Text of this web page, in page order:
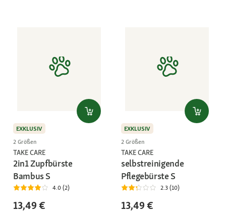
EXKLUSIV
2 Größen
TAKE CARE
2in1 Zupfbürste
Bambus S
4.0 (2)
13,49 €
EXKLUSIV
2 Größen
TAKE CARE
selbstreinigende
Pflegebürste S
2.3 (10)
13,49 €